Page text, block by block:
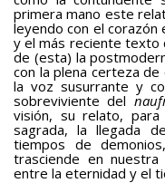
primera mano este
leyendo con el
y el más reciente texto
de (esta) la
con la plena certeza
la voz susurrante y
sobreviviente del
visión, su relato,
sagrada, la llegada
tiempos de
trasciende en
entre la eternidad y el